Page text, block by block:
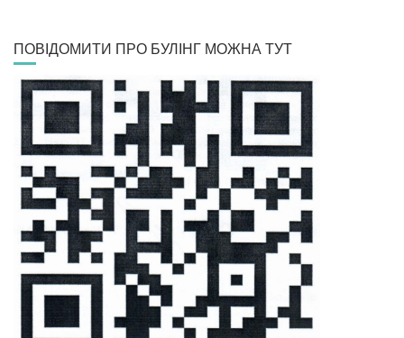
ПОВІДОМИТИ ПРО БУЛІНГ МОЖНА ТУТ